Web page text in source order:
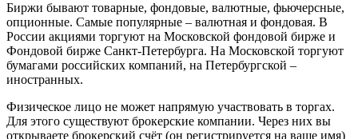
Биржи бывают товарные, фондовые, валютные, фьючерсные,
опционные. Самые популярные – валютная и фондовая. В
России акциями торгуют на Московской фондовой бирже и
Фондовой бирже Санкт-Петербурга. На Московской торгуют
бумагами российских компаний, на Петербургской –
иностранных.
Физическое лицо не может напрямую участвовать в торгах.
Для этого существуют брокерские компании. Через них вы
открываете брокерский счёт (он регистрируется на ваше имя)